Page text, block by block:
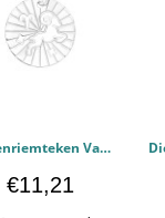
Dierenriemteken Van De Ram - 925 sterling zilver Kettingen PCJW43934
€11,21